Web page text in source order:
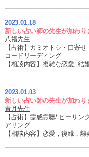
2023.01.18
新しい占い師の先生が加わり
八福先生
【占術】カミオトシ・口寄
コードリーディング
【相談内容】複雑な恋愛,
2023.01.03
新しい占い師の先生が加わり
青月先生
【占術】霊感霊聴/ ヒーリン
アリング
【相談内容】恋愛，復縁，